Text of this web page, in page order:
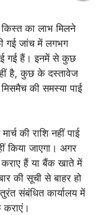
का लाभ मिलने
गई जांच में लगभग
गई हैं। इनमें से कुछ
है, कुछ के दस्तावेज
की समस्या पाई
की राशि नहीं पाई
किया जाएगा। अगर
हैं या बैंक खाते में
की सूची से बाहर हो
संबंधित कार्यालय में